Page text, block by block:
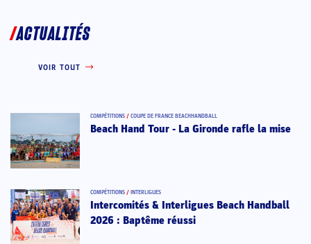
ACTUALITÉS
VOIR TOUT
COMPÉTITIONS / COUPE DE FRANCE BEACHHANDBALL
Beach Hand Tour - La Gironde rafle la mise
COMPÉTITIONS / INTERLIGUES
Intercomités & Interligues Beach Handball
2026 : Baptême réussi